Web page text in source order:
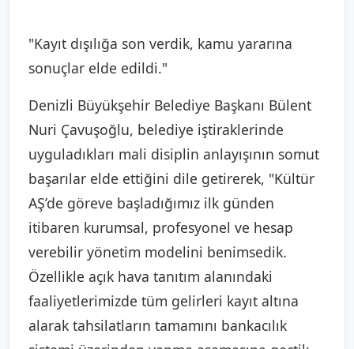
"Kayıt dışılığa son verdik, kamu yararına
sonuçlar elde edildi."
Denizli Büyükşehir Belediye Başkanı Bülent
Nuri Çavuşoğlu, belediye iştiraklerinde
uyguladıkları mali disiplin anlayışının somut
başarılar elde ettiğini dile getirerek, "Kültür
AŞ’de göreve başladığımız ilk günden
itibaren kurumsal, profesyonel ve hesap
verebilir yönetim modelini benimsedik.
Özellikle açık hava tanıtım alanındaki
faaliyetlerimizde tüm gelirleri kayıt altına
alarak tahsilatların tamamını bankacılık